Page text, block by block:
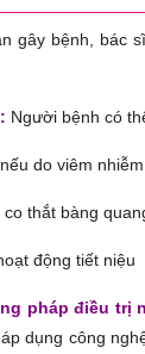
gây bệnh, bác
Người bệnh có
do viêm nhiễm
thắt bàng
động tiết niệu
pháp điều trị
dụng công